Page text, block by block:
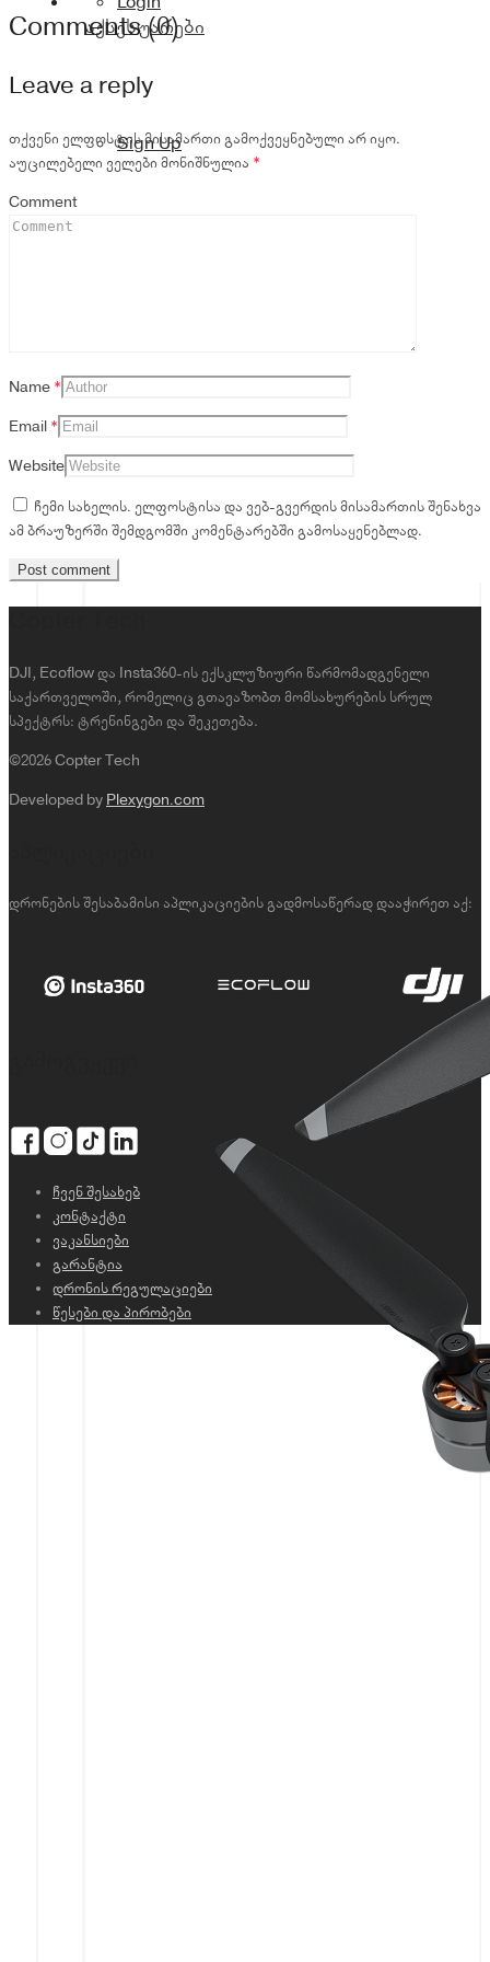
Sign Up
აქსესუარები
Comments (0)
Leave a reply
თქვენი ელფოსტის მისამართი გამოქვეყნებული არ იყო.
აუცილებელი ველები მონიშნულია *
Comment
Name *
Email *
Website
ჩემი სახელის. ელფოსტისა და ვებ-გვერდის მისამართის შენახვა
ამ ბრაუზერში შემდგომში კომენტარებში გამოსაყენებლად.
DJI, Ecoflow და Insta360-ის ექსკლუზიური წარმომადგენელი
საქართველოში, რომელიც გთავაზობთ მომსახურების სრულ
სპექტრს: ტრენინგები და შეკეთება.
©2026 Copter Tech
Developed by Plexygon.com
დრონების შესაბამისი აპლიკაციების გადმოსაწერად დააჭირეთ აქ:
ჩვენ შესახებ
კონტაქტი
ვაკანსიები
გარანტია
დრონის რეგულაციები
წესები და პირობები